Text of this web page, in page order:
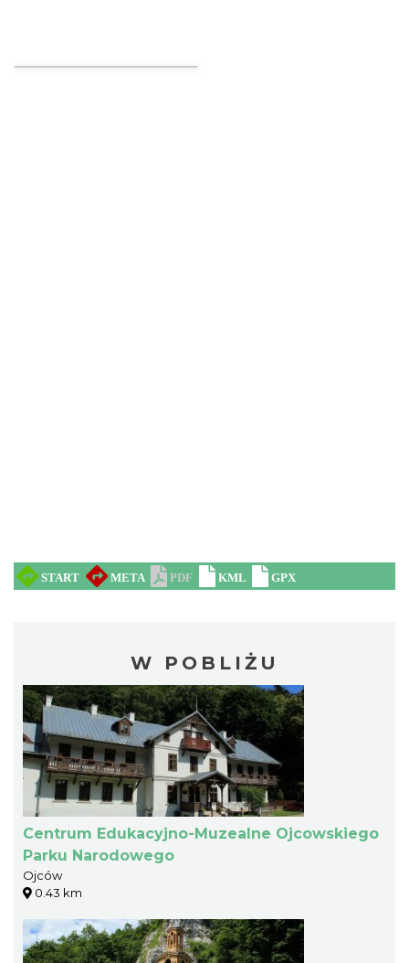
W POBLIŻU
Centrum Edukacyjno-Muzealne Ojcowskiego
Parku Narodowego
Ojców
0.43 km